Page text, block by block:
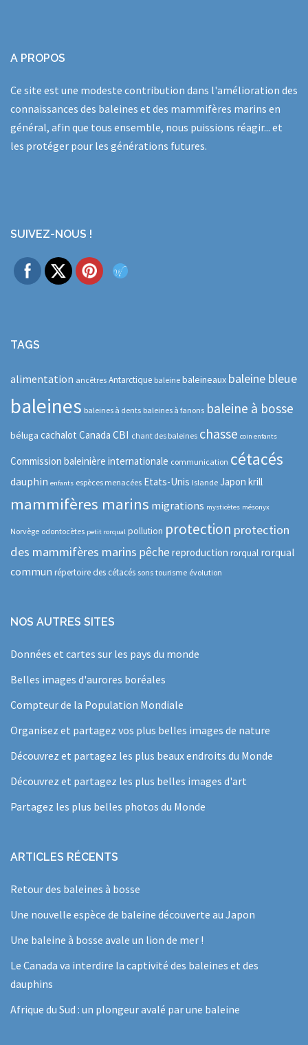
A PROPOS
Ce site est une modeste contribution dans l'amélioration des
connaissances des baleines et des mammifères marins en
général, afin que tous ensemble, nous puissions réagir... et
les protéger pour les générations futures.
SUIVEZ-NOUS !
TAGS
alimentation ancêtres Antarctique baleine baleineaux baleine bleue
baleines baleines à dents baleines à fanons baleine à bosse
béluga cachalot Canada CBI chant des baleines chasse coin enfants
Commission baleinière internationale communication cétacés
dauphin enfants espèces menacées Etats-Unis Islande Japon krill
mammifères marins migrations mysticètes mésonyx
Norvège odontocètes petit rorqual pollution protection protection
des mammifères marins pêche reproduction rorqual rorqual
commun répertoire des cétacés sons tourisme évolution
NOS AUTRES SITES
Données et cartes sur les pays du monde
Belles images d'aurores boréales
Compteur de la Population Mondiale
Organisez et partagez vos plus belles images de nature
Découvrez et partagez les plus beaux endroits du Monde
Découvrez et partagez les plus belles images d'art
Partagez les plus belles photos du Monde
ARTICLES RÉCENTS
Retour des baleines à bosse
Une nouvelle espèce de baleine découverte au Japon
Une baleine à bosse avale un lion de mer !
Le Canada va interdire la captivité des baleines et des
dauphins
Afrique du Sud : un plongeur avalé par une baleine